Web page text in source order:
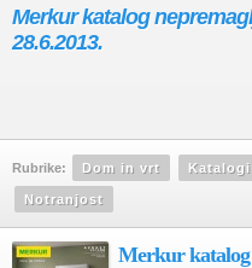
Merkur katalog
28.6.2013.
Rubrike: Dom in vrt Katalogi
Notranjost
Merkur katalog